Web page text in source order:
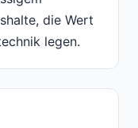
die Wert
legen.